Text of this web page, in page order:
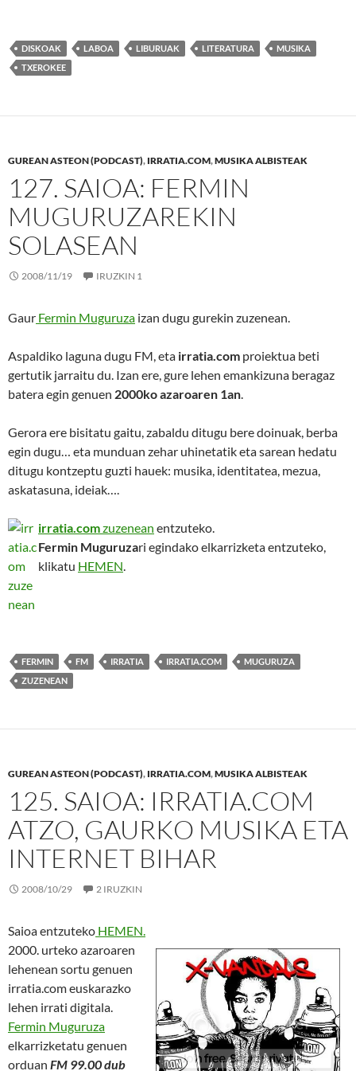
DISKOAK LABOA LIBURUAK LITERATURA
MUSIKA
TXEROKEE
GUREAN ASTEON (PODCAST), IRRATIA.COM,MUSIKA ALBISTEAK
127. SAIOA: FERMIN
MUGURUZAREKIN
SOLASEAN
2008/11/19 IRUZKIN 1
Gaur Fermin Muguruza izan dugu gurekin zuzenean.
Aspaldiko laguna dugu FM, eta irratia.com proiektua beti
gertutik jarraitu du. Izan ere, gure lehen emankizuna beragaz
batera egin genuen 2000ko azaroaren 1an.
Gerora ere bisitatu gaitu, zabaldu ditugu bere doinuak, berba
egin dugu… eta munduan zehar uhinetatik eta sarean hedatu
ditugu kontzeptu guzti hauek: musika, identitatea, mezua,
askatasuna, ideiak….
irratia.comzuzenean entzuteko.
Fermin Muguruzari egindako elkarrizketa entzuteko,
klikatu HEMEN.
FERMIN FM IRRATIA IRRATIA.COM
MUGURUZA
ZUZENEAN
GUREAN ASTEON (PODCAST), IRRATIA.COM,MUSIKA ALBISTEAK
125. SAIOA: IRRATIA.COM
ATZO, GAURKO MUSIKA ETA
INTERNET BIHAR
2008/10/29 2 IRUZKIN
Saioa entzuteko HEMEN.
2000. urteko azaroaren
lehenean sortu genuen
irratia.com euskarazko
lehen irrati digitala.
Fermin Muguruza
elkarrizketatu genuen
orduan FM 99.00 dub